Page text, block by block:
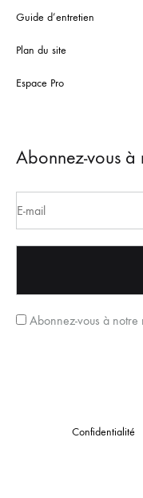
Guide d’entretien
Plan du site
Espace Pro
Abonnez-vous à
Abonnez-vous à notre
Confidentialité